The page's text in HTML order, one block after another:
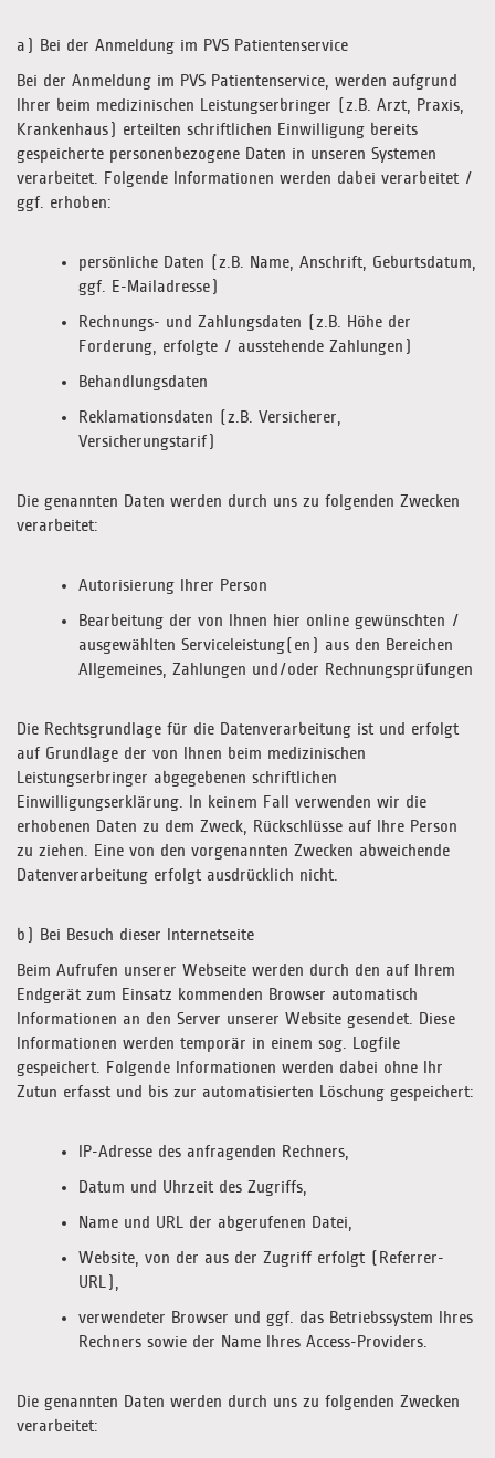
a) Bei der Anmeldung im PVS Patientenservice
Bei der Anmeldung im PVS Patientenservice, werden aufgrund
Ihrer beim medizinischen Leistungserbringer (z.B. Arzt, Praxis,
Krankenhaus) erteilten schriftlichen Einwilligung bereits
gespeicherte personenbezogene Daten in unseren Systemen
verarbeitet. Folgende Informationen werden dabei verarbeitet /
ggf. erhoben:
persönliche Daten (z.B. Name, Anschrift, Geburtsdatum,
ggf. E-Mailadresse)
Rechnungs- und Zahlungsdaten (z.B. Höhe der
Forderung, erfolgte / ausstehende Zahlungen)
Behandlungsdaten
Reklamationsdaten (z.B. Versicherer,
Versicherungstarif)
Die genannten Daten werden durch uns zu folgenden Zwecken
verarbeitet:
Autorisierung Ihrer Person
Bearbeitung der von Ihnen hier online gewünschten /
ausgewählten Serviceleistung(en) aus den Bereichen
Allgemeines, Zahlungen und/oder Rechnungsprüfungen
Die Rechtsgrundlage für die Datenverarbeitung ist und erfolgt
auf Grundlage der von Ihnen beim medizinischen
Leistungserbringer abgegebenen schriftlichen
Einwilligungserklärung. In keinem Fall verwenden wir die
erhobenen Daten zu dem Zweck, Rückschlüsse auf Ihre Person
zu ziehen. Eine von den vorgenannten Zwecken abweichende
Datenverarbeitung erfolgt ausdrücklich nicht.
b) Bei Besuch dieser Internetseite
Beim Aufrufen unserer Webseite werden durch den auf Ihrem
Endgerät zum Einsatz kommenden Browser automatisch
Informationen an den Server unserer Website gesendet. Diese
Informationen werden temporär in einem sog. Logfile
gespeichert. Folgende Informationen werden dabei ohne Ihr
Zutun erfasst und bis zur automatisierten Löschung gespeichert:
IP-Adresse des anfragenden Rechners,
Datum und Uhrzeit des Zugriffs,
Name und URL der abgerufenen Datei,
Website, von der aus der Zugriff erfolgt (Referrer-
URL),
verwendeter Browser und ggf. das Betriebssystem Ihres
Rechners sowie der Name Ihres Access-Providers.
Die genannten Daten werden durch uns zu folgenden Zwecken
verarbeitet: